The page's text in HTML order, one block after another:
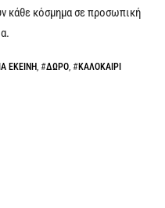
κάθε κόσμημα σε προσωπική
ΕΚΕΙΝΗ, #ΔΩΡΟ, #ΚΑΛΟΚΑΙΡΙ